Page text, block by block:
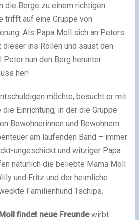
die Berge zu einem richtigen
trifft auf eine Gruppe von
Als Papa Moll sich an Peters
dieser ins Rollen und saust den
Peter nun den Berg herunter
her!
möchte, besucht er mit
Einrichtung, in der die Gruppe
Bewohnerinnen und Bewohnern
am laufenden Band – immer
ungeschickt und witziger Papa
natürlich die beliebte Mama Moll
und Fritz und der heimliche
Familienhund Tschips.
findet neue Freundewirbt